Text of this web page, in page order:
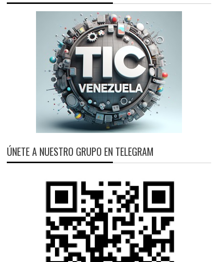
ÚNETE A NUESTRO GRUPO EN TELEGRAM